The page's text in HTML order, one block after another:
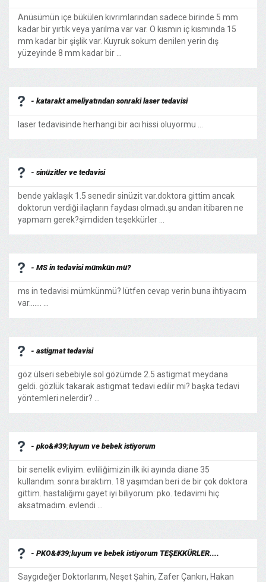
Anüsümün içe bükülen kıvrımlarından sadece birinde 5 mm
kadar bir yırtık veya yarılma var var. O kısmın iç kısmında 15
mm kadar bir şişlik var. Kuyruk sokum denilen yerin dış
yüzeyinde 8 mm kadar bir ...
- katarakt ameliyatından sonraki laser tedavisi
laser tedavisinde herhangi bir acı hissi oluyormu ...
- sinüzitler ve tedavisi
bende yaklaşık 1.5 senedir sinüzit var.doktora gittim ancak
doktorun verdiği ilaçların faydası olmadı.şu andan itibaren ne
yapmam gerek?şimdiden teşekkürler ...
- MS in tedavisi mümkün mü?
ms in tedavisi mümkünmü? lütfen cevap verin buna ihtiyacım
var....... ...
- astigmat tedavisi
göz ülseri sebebiyle sol gözümde 2.5 astigmat meydana
geldi. gözlük takarak astigmat tedavi edilir mi? başka tedavi
yöntemleri nelerdir? ...
- pko&#39;luyum ve bebek istiyorum
bir senelik evliyim. evliliğimizin ilk iki ayında diane 35
kullandım. sonra bıraktım. 18 yaşımdan beri de bir çok doktora
gittim. hastalığımı gayet iyi biliyorum: pko. tedavimi hiç
aksatmadım. evlendi ...
- PKO&#39;luyum ve bebek istiyorum TEŞEKKÜRLER....
Saygıdeğer Doktorlarım, Neşet Şahin, Zafer Çankırı, Hakan